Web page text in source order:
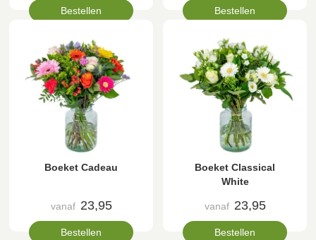
Bestellen Bestellen
Boeket Cadeau
vanaf 23,95
Bestellen
Boeket Classical
White
vanaf 23,95
Bestellen